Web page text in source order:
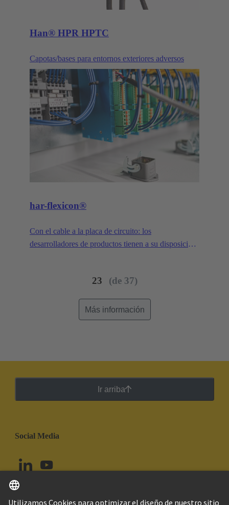
Han® HPR HPTC
Capotas/bases para entornos exteriores adversos
har-flexicon®
Con el cable a la placa de circuito: los
desarrolladores de productos tienen a su disposición
circuitos impresos más pequeño en la familia de
miniaturización extraordinaria. Por este motivo, se
trata de un producto único en el mercado en el
impreso en los pasos de contacto estándar como
23 (de 37)
Más información
Ir arriba
Social Media